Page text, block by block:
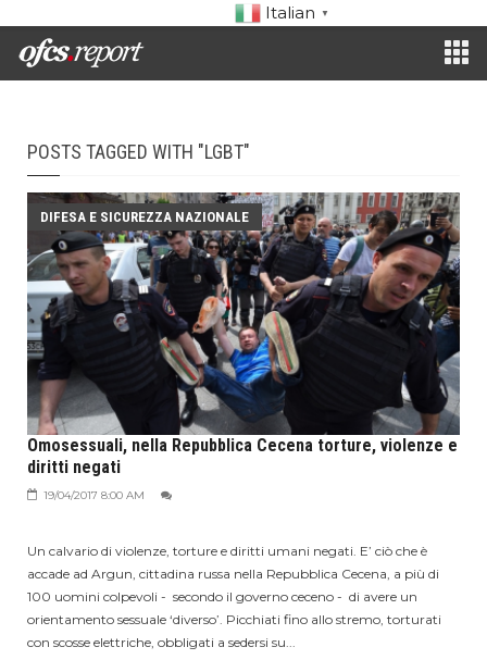
Italian ▼
POSTS TAGGED WITH "LGBT"
DIFESA E SICUREZZA NAZIONALE
Omosessuali, nella Repubblica Cecena torture, violenze e
diritti negati
19/04/2017 8:00 AM
Un calvario di violenze, torture e diritti umani negati. E’ ciò che è
accade ad Argun, cittadina russa nella Repubblica Cecena, a più di
100 uomini colpevoli - secondo il governo ceceno - di avere un
orientamento sessuale ‘diverso’. Picchiati fino allo stremo, torturati
con scosse elettriche, obbligati a sedersi su...